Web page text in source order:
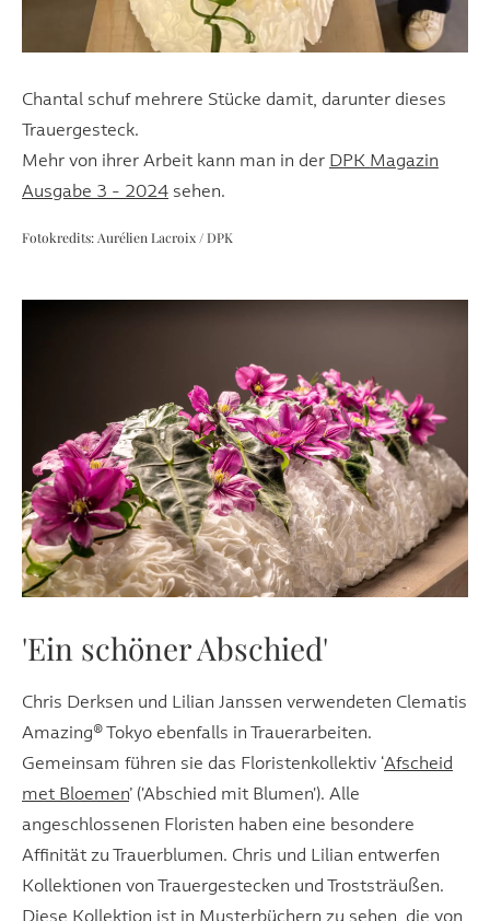
Chantal schuf mehrere Stücke damit, darunter dieses
Trauergesteck.
Mehr von ihrer Arbeit kann man in der DPK Magazin
Ausgabe 3 - 2024 sehen.
Fotokredits: Aurélien Lacroix / DPK
'Ein schöner Abschied'
Chris Derksen und Lilian Janssen verwendeten Clematis
Amazing® Tokyo ebenfalls in Trauerarbeiten.
Gemeinsam führen sie das Floristenkollektiv ‘Afscheid
met Bloemen’ ('Abschied mit Blumen'). Alle
angeschlossenen Floristen haben eine besondere
Affinität zu Trauerblumen. Chris und Lilian entwerfen
Kollektionen von Trauergestecken und Troststräußen.